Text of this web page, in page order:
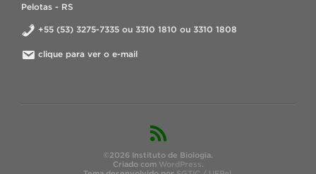
Pelotas - RS
+55 (53) 3275-7335 ou 3310 1810 ou 3310 1808
clique para ver o e-mail
©2026 Instituto de Biologia.
Criado com WordPress.